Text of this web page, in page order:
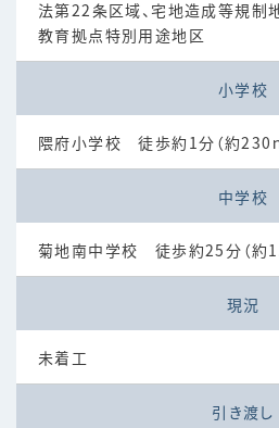
法第22条区域、宅地造成等規制地
教育拠点特別用途地区
小学校
隈府小学校 徒歩約1分（約230
中学校
菊地南中学校 徒歩約25分（約
現況
未着工
引き渡し